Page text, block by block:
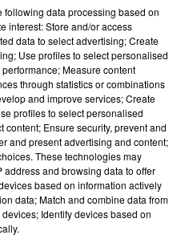
de ses actes. Il a été
prison fermes, pour les
ces deux agences bancaires.
de nouveau à une obligation
de résider à Sens.
s’essaye à la vie de chatelain
following data processing based on
interest: Store and/or access
data to select advertising; Create
Use profiles to select personalised
Measure content
through statistics or combinations
and improve services; Create
profiles to select personalised
content; Ensure security, prevent and
and present advertising and content;
These technologies may
and browsing data to offer
based on information actively
data; Match and combine data from
Identify devices based on